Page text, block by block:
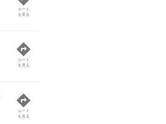
ルート
を見る
ルート
を見る
ルート
を見る